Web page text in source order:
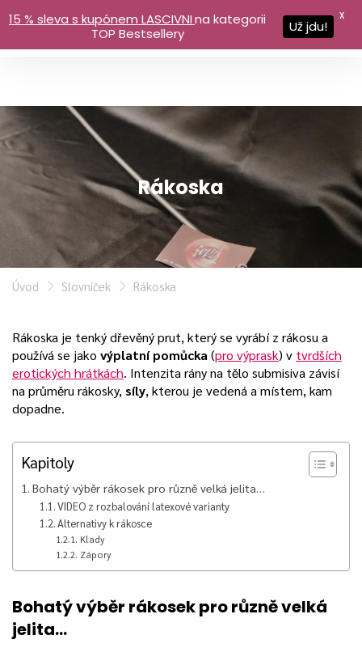
Rákoska
Úvod Slovníček Rákoska
Rákoska je tenký dřevěný prut, který se vyrábí z rákosu a
používá se jako výplatní pomůcka (pro výprask) v tvrdších
erotických hrátkách. Intenzita rány na tělo submisiva závisí
na průměru rákosky, síly, kterou je vedená a místem, kam
dopadne.
Kapitoly
Bohatý výběr rákosek pro různě velká jelita…
VIDEO z rozbalování latexové varianty
Alternativy k rákosce
Klady
Zápory
Bohatý výběr rákosek pro různě velká
jelita…
15 % sleva s kupónem LASCIVNIna kategorii
TOP Bestsellery
Už jdu!
X